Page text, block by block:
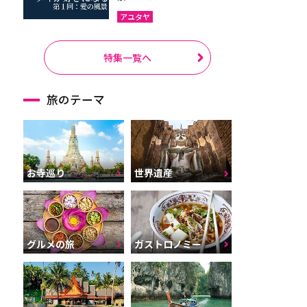
アユタヤ
特集一覧へ
旅のテーマ
お寺巡り 世界遺産
グルメの旅 ガストロノミー